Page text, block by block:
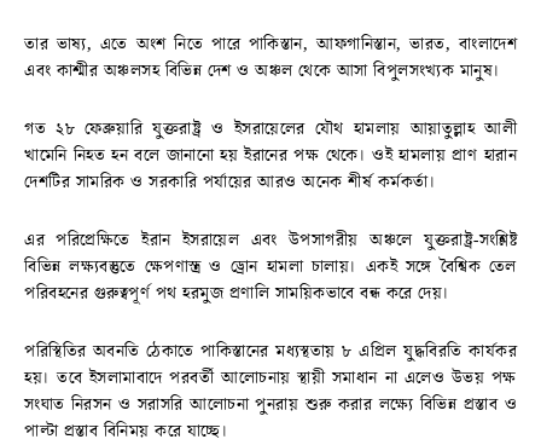
তার ভাষ্য, এতে অংশ নিতে পারে পাকিস্তান, আফগানিস্তান, ভারত, বাংলাদেশ
এবং কাশ্মীর অঞ্চলসহ বিভিন্ন দেশ ও অঞ্চল থেকে আসা বিপুলসংখ্যক মানুষ।
গত ২৮ ফেব্রুয়ারি যুক্তরাষ্ট্র ও ইসরায়েলের যৌথ হামলায় আয়াতুল্লাহ আলী
খামেনি নিহত হন বলে জানানো হয় ইরানের পক্ষ থেকে। ওই হামলায় প্রাণ হারান
দেশটির সামরিক ও সরকারি পর্যায়ের আরও অনেক শীর্ষ কর্মকর্তা।
এর পরিপ্রেক্ষিতে ইরান ইসরায়েল এবং উপসাগরীয় অঞ্চলে যুক্তরাষ্ট্র-সংশ্লিষ্ট
বিভিন্ন লক্ষ্যবস্তুতে ক্ষেপণাস্ত্র ও ড্রোন হামলা চালায়। একই সঙ্গে বৈশ্বিক তেল
পরিবহনের গুরুত্বপূর্ণ পথ হরমুজ প্রণালি সাময়িকভাবে বন্ধ করে দেয়।
পরিস্থিতির অবনতি ঠেকাতে পাকিস্তানের মধ্যস্থতায় ৮ এপ্রিল যুদ্ধবিরতি কার্যকর
হয়। তবে ইসলামাবাদে পরবর্তী আলোচনায় স্থায়ী সমাধান না এলেও উভয় পক্ষ
সংঘাত নিরসন ও সরাসরি আলোচনা পুনরায় শুরু করার লক্ষ্যে বিভিন্ন প্রস্তাব ও
পাল্টা প্রস্তাব বিনিময় করে যাচ্ছে।